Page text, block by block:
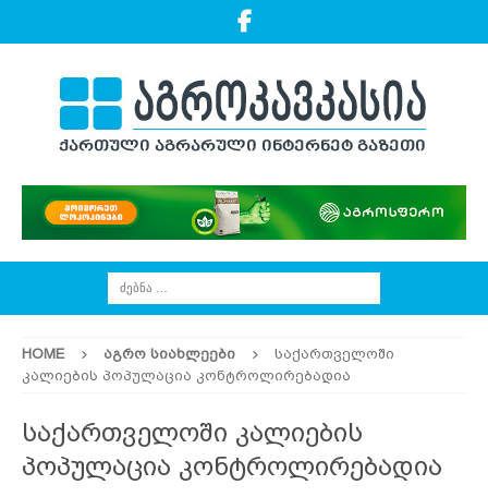
HOME ᲐᲒᲠᲝ ᲡᲘᲐᲮᲚᲔᲔᲑᲘ
საქართველოში
კალიების პოპულაცია კონტროლირებადია
საქართველოში კალიების
პოპულაცია კონტროლირებადია